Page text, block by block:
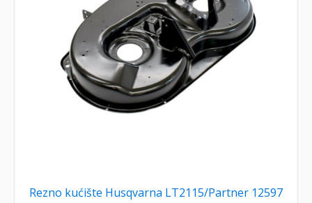
Rezno kućište Husqvarna LT2115/Partner 12597